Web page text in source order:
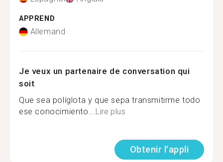
APPREND
Allemand
Je veux un partenaire de conversation qui
soit
Que sea políglota y que sepa transmitirme todo
ese conocimiento...Lire plus
Obtenir l'appli